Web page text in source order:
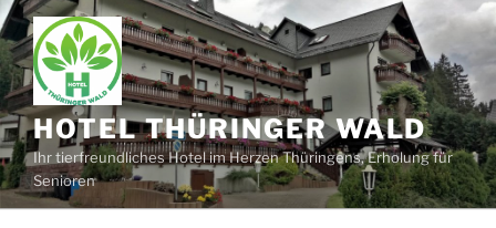
Zum
Inhalt
springen
HOTEL THÜRINGER WALD
Ihr tierfreundliches Hotel im Herzen Thüringens, Erholung für
Senioren